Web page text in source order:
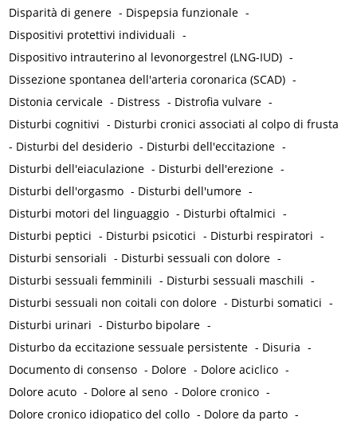
Disparità di genere - Dispepsia funzionale -
Dispositivi protettivi individuali -
Dispositivo intrauterino al levonorgestrel (LNG-IUD) -
Dissezione spontanea dell'arteria coronarica (SCAD) -
Distonia cervicale - Distress - Distrofia vulvare -
Disturbi cognitivi - Disturbi cronici associati al colpo di frusta
- Disturbi del desiderio - Disturbi dell'eccitazione -
Disturbi dell'eiaculazione - Disturbi dell'erezione -
Disturbi dell'orgasmo - Disturbi dell'umore -
Disturbi motori del linguaggio - Disturbi oftalmici -
Disturbi peptici - Disturbi psicotici - Disturbi respiratori -
Disturbi sensoriali - Disturbi sessuali con dolore -
Disturbi sessuali femminili - Disturbi sessuali maschili -
Disturbi sessuali non coitali con dolore - Disturbi somatici -
Disturbi urinari - Disturbo bipolare -
Disturbo da eccitazione sessuale persistente - Disuria -
Documento di consenso - Dolore - Dolore aciclico -
Dolore acuto - Dolore al seno - Dolore cronico -
Dolore cronico idiopatico del collo - Dolore da parto -